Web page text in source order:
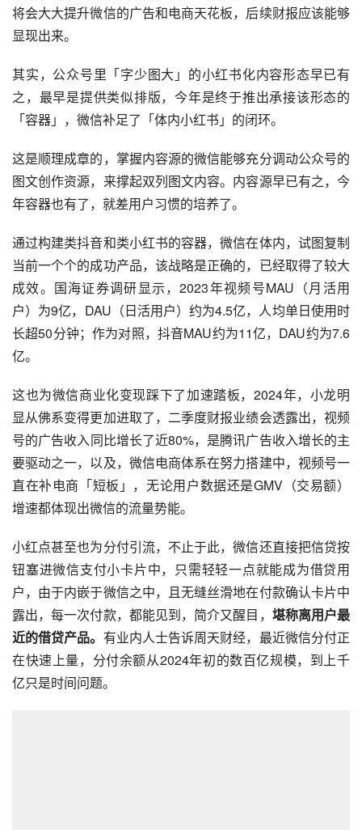
将会大大提升微信的广告和电商天花板，后续财报应该能够
显现出来。
其实，公众号里「字少图大」的小红书化内容形态早已有
之，最早是提供类似排版，今年是终于推出承接该形态的
「容器」，微信补足了「体内小红书」的闭环。
这是顺理成章的，掌握内容源的微信能够充分调动公众号的
图文创作资源，来撑起双列图文内容。内容源早已有之，今
年容器也有了，就差用户习惯的培养了。
通过构建类抖音和类小红书的容器，微信在体内，试图复制
当前一个个的成功产品，该战略是正确的，已经取得了较大
成效。国海证券调研显示，2023年视频号MAU（月活用
户）为9亿，DAU（日活用户）约为4.5亿，人均单日使用时
长超50分钟；作为对照，抖音MAU约为11亿，DAU约为7.6
亿。
这也为微信商业化变现踩下了加速踏板，2024年，小龙明
显从佛系变得更加进取了，二季度财报业绩会透露出，视频
号的广告收入同比增长了近80%，是腾讯广告收入增长的主
要驱动之一，以及，微信电商体系在努力搭建中，视频号一
直在补电商「短板」，无论用户数据还是GMV（交易额）
增速都体现出微信的流量势能。
小红点甚至也为分付引流，不止于此，微信还直接把信贷按
钮塞进微信支付小卡片中，只需轻轻一点就能成为借贷用
户，由于内嵌于微信之中，且无缝丝滑地在付款确认卡片中
露出，每一次付款，都能见到，简介又醒目， 堪称离用户最
近的借贷产品。 有业内人士告诉周天财经，最近微信分付正
在快速上量，分付余额从2024年初的数百亿规模，到上千
亿只是时间问题。